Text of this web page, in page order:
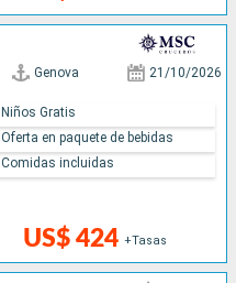
Genova 21/10/2026
US$ 424 +Tasas
Niños Gratis
Oferta en paquete de bebidas
Comidas incluidas